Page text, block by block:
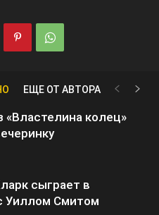
ЕЩЕ ОТ АВТОРА
«Властелина колец»
сыграет в
Уиллом Смитом